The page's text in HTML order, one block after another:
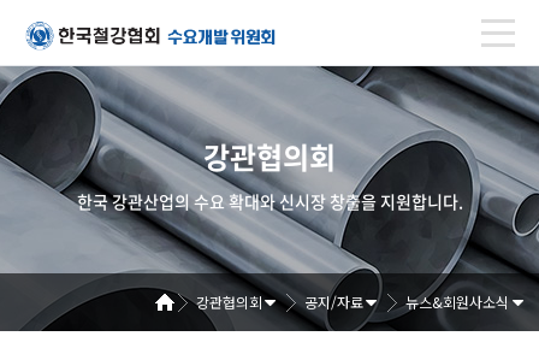
강관협의회
한국 강관산업의 수요 확대와 신시장 창출을 지원합니다.
강관협의회 공지/자료 뉴스&회원사소식